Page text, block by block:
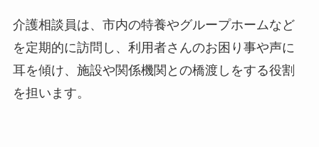
介護相談員は、市内の特養やグループホームなど
を定期的に訪問し、利用者さんのお困り事や声に
耳を傾け、施設や関係機関との橋渡しをする役割
を担います。